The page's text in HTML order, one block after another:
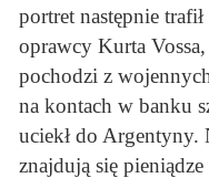
portret następnie
oprawcy Kurta
pochodzi z
na kontach w banku
uciekł do Argentyny.
znajdują się